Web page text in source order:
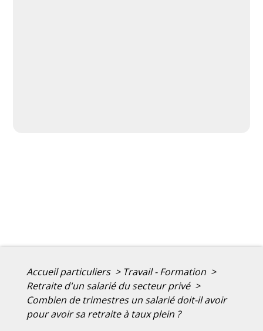
Accueil particuliers > Travail - Formation >
Retraite d'un salarié du secteur privé >
Combien de trimestres un salarié doit-il avoir
pour avoir sa retraite à taux plein ?